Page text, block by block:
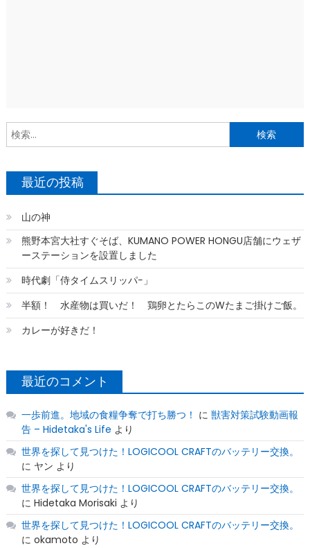
最近の投稿
山の神
熊野本宮大社すぐそば、KUMANO POWER HONGU店舗にウェザ
ーステーションを設置しました
時代劇「侍タイムスリッパ−」
半額！ 水産物は買いだ！ 鶏卵とたらこのWたまご掛けご飯。
カレーが好きだ！
最近のコメント
一歩前進。地域の食糧争奪で打ち勝つ！ に 獣害対策試験動画報
告 – Hidetaka's Life より
世界を探して見つけた！LOGICOOL CRAFTのバッテリー交換。
に ヤン より
世界を探して見つけた！LOGICOOL CRAFTのバッテリー交換。
に Hidetaka Morisaki より
世界を探して見つけた！LOGICOOL CRAFTのバッテリー交換。
に okamoto より